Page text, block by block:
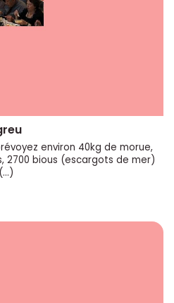
environ 40kg de morue,
2700 bious (escargots de mer)